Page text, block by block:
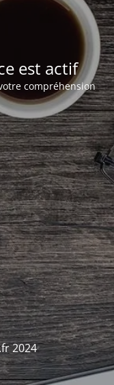
est actif
compréhension
2024